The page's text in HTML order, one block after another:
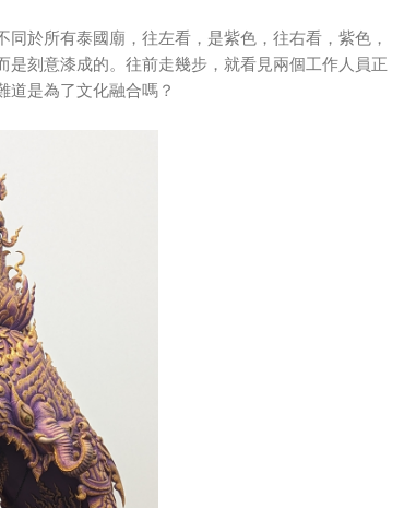
於所有泰國廟，往左看，是紫色，往右看，紫色，
刻意漆成的。往前走幾步，就看見兩個工作人員正
道是為了文化融合嗎？